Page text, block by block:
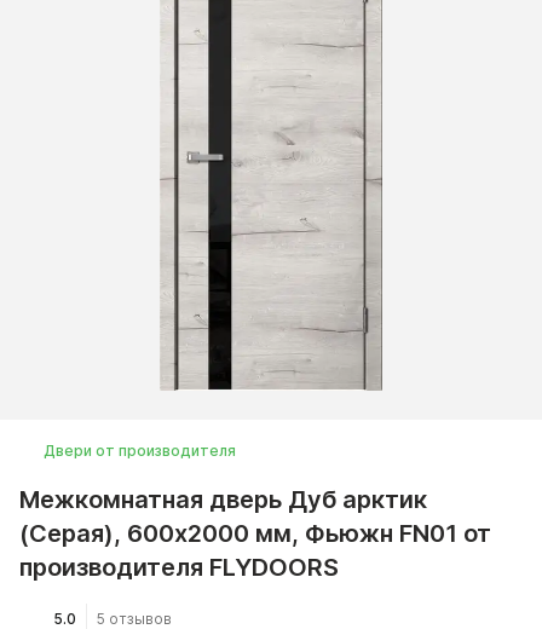
Двери от производителя
Межкомнатная дверь Дуб арктик
(Серая), 600x2000 мм, Фьюжн FN01 от
производителя FLYDOORS
5.0 5 отзывов